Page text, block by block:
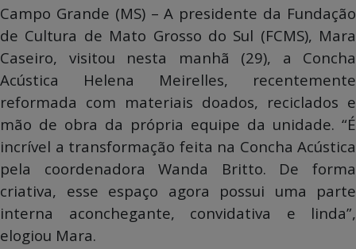
Campo Grande (MS) – A presidente da Fundação
de Cultura de Mato Grosso do Sul (FCMS), Mara
Caseiro, visitou nesta manhã (29), a Concha
Acústica Helena Meirelles, recentemente
reformada com materiais doados, reciclados e
mão de obra da própria equipe da unidade. “É
incrível a transformação feita na Concha Acústica
pela coordenadora Wanda Britto. De forma
criativa, esse espaço agora possui uma parte
interna aconchegante, convidativa e linda”,
elogiou Mara.